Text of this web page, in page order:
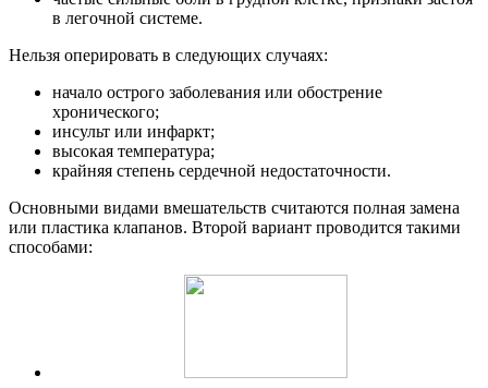
в легочной системе.
Нельзя оперировать в следующих случаях:
начало острого заболевания или обострение
хронического;
инсульт или инфаркт;
высокая температура;
крайняя степень сердечной недостаточности.
Основными видами вмешательств считаются полная замена
или пластика клапанов. Второй вариант проводится такими
способами: